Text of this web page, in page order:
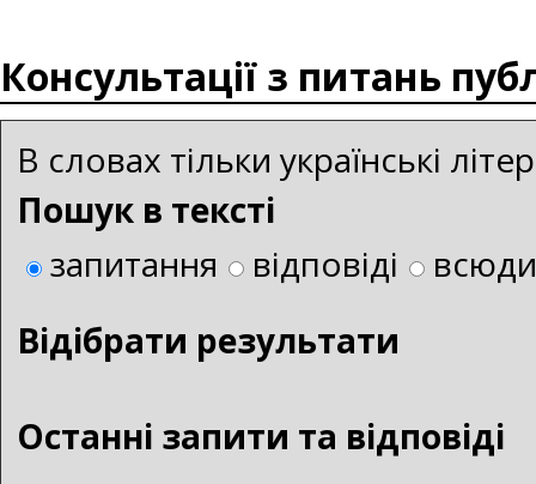
Консультації з питань
В словах тільки українські
Пошук в тексті
запитання
відповіді
всюди
Bідібрати результати
Останні запити та відповіді